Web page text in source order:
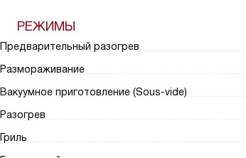
РЕЖИМЫ
Предварительный разогрев
Размораживание
Вакуумное приготовление (Sous-vide)
Разогрев
Гриль